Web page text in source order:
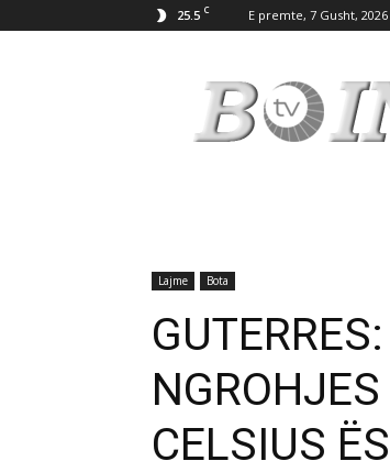
25.5 C E premte, 7 Gusht, 2026
Boin
Lajme Bota
CELSIUS